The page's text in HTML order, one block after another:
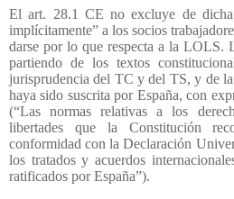
El art. 28.1 CE no excluye de
implícitamente” a los socios
darse por lo que respecta a la LOLS.
partiendo de los textos
jurisprudencia del TC y del TS, y de
haya sido suscrita por España, con
(“Las normas relativas a los
libertades que la Constitución
conformidad con la Declaración
los tratados y acuerdos
ratificados por España”).